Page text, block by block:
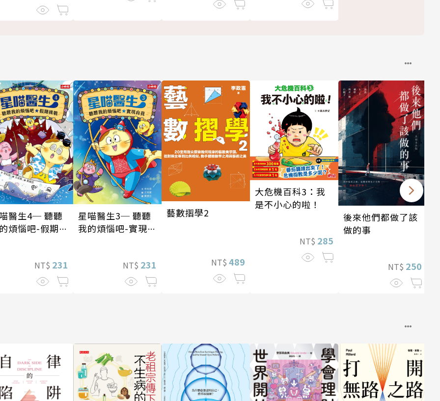
醫生4─ 聽聽
煩惱吧-假期挑
NT$ 231
星喵醫生3─ 聽聽
我的煩惱吧-實現自
NT$ 231
藝數摺學2
NT$ 489
大危機百科3：我
是不小心的啦！
NT$ 285
後來他們都做了該
做的事
NT$ 250